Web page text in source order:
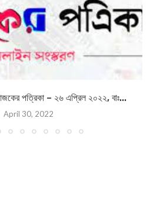
পত্রিকা – ২৬ এপ্রিল ২০২২, বাঃ...
April 30, 2022